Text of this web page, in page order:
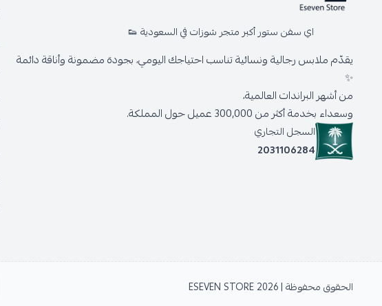
اي سفن ستور أكبر متجر شوزات في السعودية 👟
يقدّم ملابس رجالية ونسائية تناسب احتياجك اليومي، بجودة مضمونة وأناقة دائمة
✨
من أشهر البراندات العالمية،
وسعداء بخدمة أكثر من 300,000 عميل حول المملكة.
السجل التجاري
2031106284
الحقوق محفوظة | 2026 ESEVEN STORE